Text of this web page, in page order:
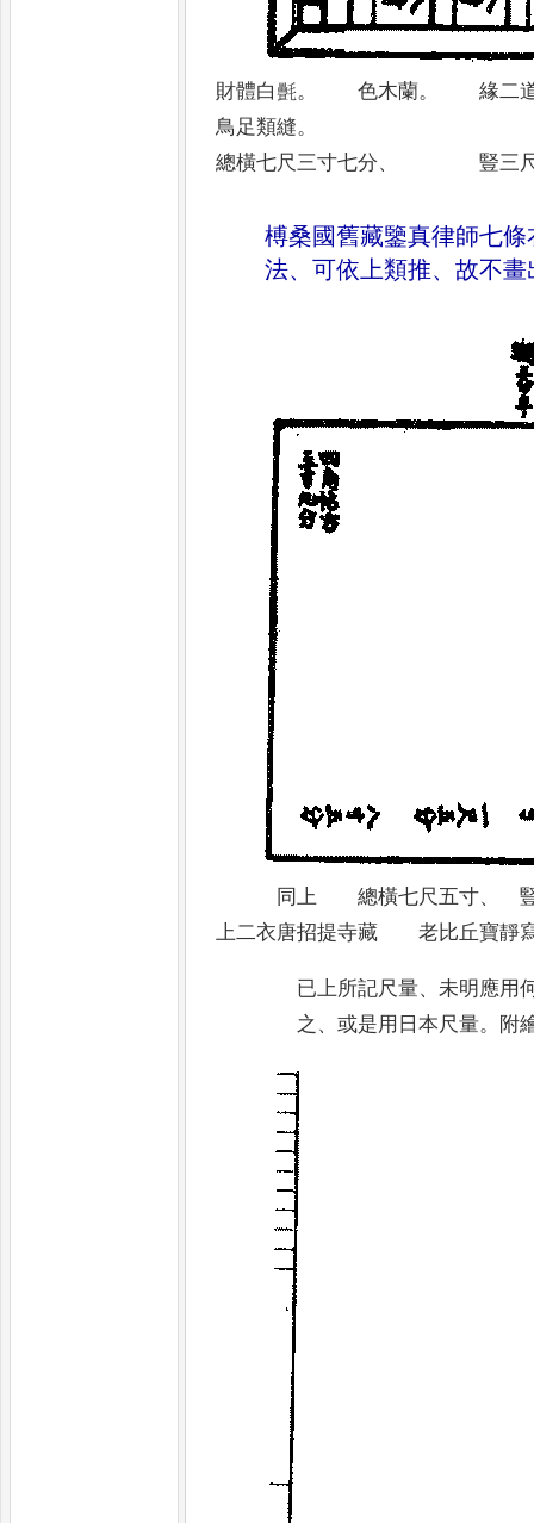
財體白㲲。 色木蘭。
緣二道
鳥足類縫。
總橫七尺三寸七分、 豎三尺二
榑桑國舊藏鑒真律師七條
法、 可依上類推、 故不畫
同上 總橫七尺五寸、
上二衣唐招提寺藏 老比丘寶
已上所記尺量、未明應用
之 、或是用日本尺量。 附